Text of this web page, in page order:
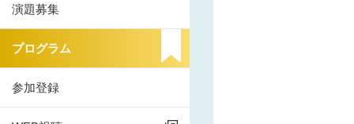
演題募集
プログラム
参加登録